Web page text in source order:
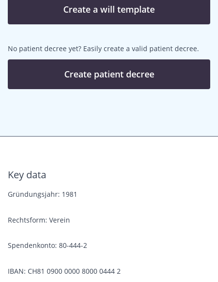
Create a will template
No patient decree yet? Easily create a valid patient decree.
Create patient decree
Key data
Gründungsjahr: 1981
Rechtsform: Verein
Spendenkonto: 80-444-2
IBAN: CH81 0900 0000 8000 0444 2